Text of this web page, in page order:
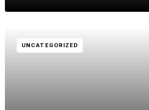
UNCATEGORIZED